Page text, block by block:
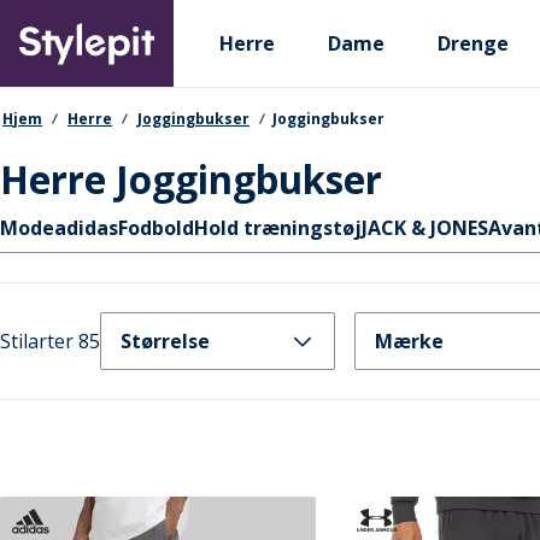
main
content
Primary departments
Herre Dame Drenge
navigationssti
Hjem Herre Joggingbukser Joggingbukser
Herre Joggingbukser
Hurtige links
ModeadidasFodboldHold træningstøjJACK & JONES
Stilarter 85 Størrelse Mærke